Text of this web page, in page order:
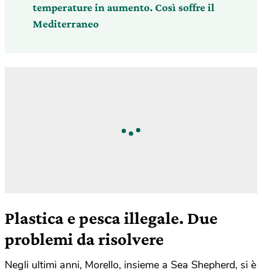
temperature in aumento. Così soffre il
Mediterraneo
Plastica e pesca illegale. Due
problemi da risolvere
Negli ultimi anni, Morello, insieme a Sea Shepherd, si è